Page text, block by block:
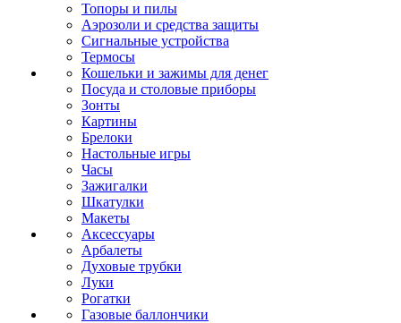
Топоры и пилы
Аэрозоли и средства защиты
Сигнальные устройства
Термосы
Кошельки и зажимы для денег
Посуда и столовые приборы
Зонты
Картины
Брелоки
Настольные игры
Часы
Зажигалки
Шкатулки
Макеты
Аксессуары
Арбалеты
Духовые трубки
Луки
Рогатки
Газовые баллончики